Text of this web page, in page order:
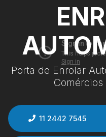
Porta de Enrolar
11 2442 7545